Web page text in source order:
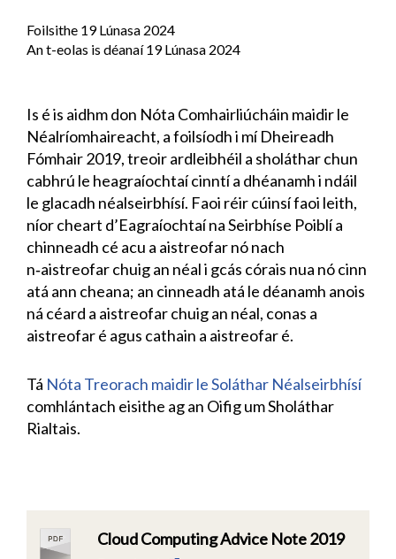
Foilsithe 19 Lúnasa 2024
An t-eolas is déanaí 19 Lúnasa 2024
Is é is aidhm don Nóta Comhairliúcháin maidir le
Néalríomhaireacht, a foilsíodh i mí Dheireadh
Fómhair 2019, treoir ardleibhéil a sholáthar chun
cabhrú le heagraíochtaí cinntí a dhéanamh i ndáil
le glacadh néalseirbhísí. Faoi réir cúinsí faoi leith,
níor cheart d’Eagraíochtaí na Seirbhíse Poiblí a
chinneadh cé acu a aistreofar nó nach
n‑aistreofar chuig an néal i gcás córais nua nó cinn
atá ann cheana; an cinneadh atá le déanamh anois
ná céard a aistreofar chuig an néal, conas a
aistreofar é agus cathain a aistreofar é.
Tá Nóta Treorach maidir le Soláthar Néalseirbhísí
comhlántach eisithe ag an Oifig um Sholáthar
Rialtais.
Cloud Computing Advice Note 2019